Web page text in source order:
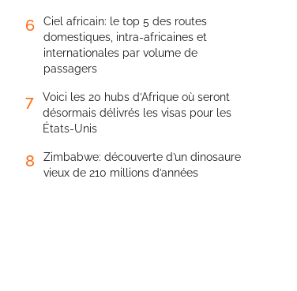
6
Ciel africain: le top 5 des routes
domestiques, intra-africaines et
internationales par volume de
passagers
7
Voici les 20 hubs d’Afrique où seront
désormais délivrés les visas pour les
États-Unis
8
Zimbabwe: découverte d’un dinosaure
vieux de 210 millions d’années